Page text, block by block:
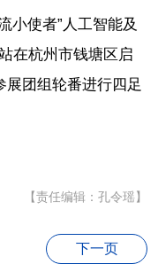
小使者”人工智能及
在杭州市钱塘区启
展团组轮番进行四足
【责任编辑：孔令瑶】
下一页